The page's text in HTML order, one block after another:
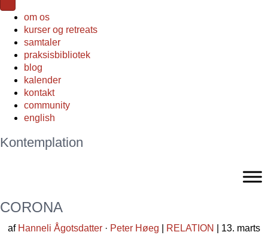
om os
kurser og retreats
samtaler
praksisbibliotek
blog
kalender
kontakt
community
english
Kontemplation
CORONA
af Hanneli Ågotsdatter · Peter Høeg RELATION
| 13. marts